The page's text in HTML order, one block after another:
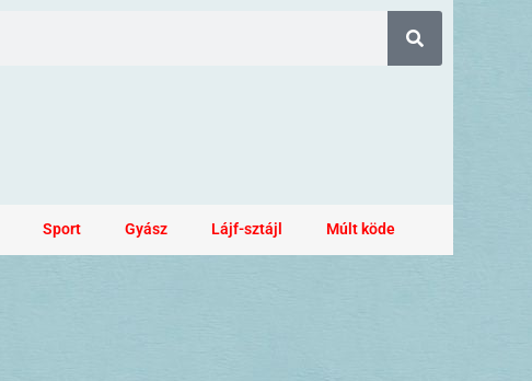
Sport Gyász Lájf-sztájl Múlt köde